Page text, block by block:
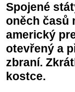
Spojené
oněch časů
americký
otevřený a
zbraní.
kostce.